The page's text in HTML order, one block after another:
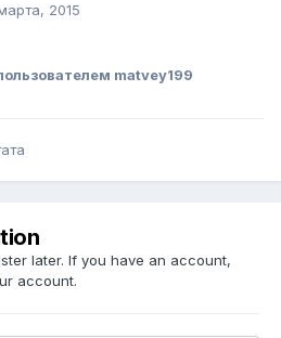
2015
matvey199
later. If you have an account,
account.